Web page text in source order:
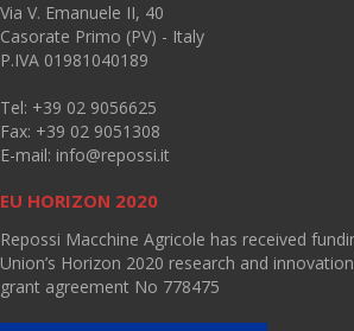
Via V. Emanuele II, 40
Casorate Primo (PV) - Italy
P.IVA 01981040189
Tel: +39 02 9056625
Fax: +39 02 9051308
E-mail: info@repossi.it
EU HORIZON 2020
Repossi Macchine Agricole has received
Union’s Horizon 2020 research and
grant agreement No 778475